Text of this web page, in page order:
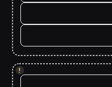
!